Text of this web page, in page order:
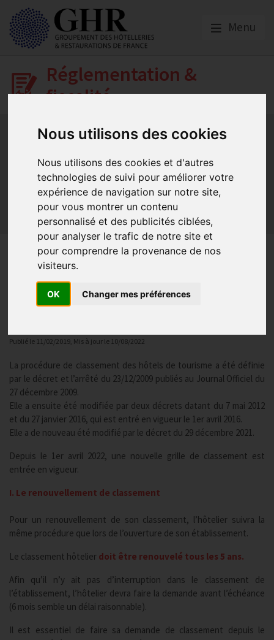
Nous utilisons des cookies
Nous utilisons des cookies et d'autres
technologies de suivi pour améliorer votre
expérience de navigation sur notre site,
pour vous montrer un contenu
personnalisé et des publicités ciblées,
pour analyser le trafic de notre site et
pour comprendre la provenance de nos
visiteurs.
OK Changer mes préférences
Menu
Réglementation &
fiscalité
Bail commercial Hygiène La SACEM et la SPRE
Les formations obligatoires
Les obligations dans les débits de boissons et les
discothèques
Les obligations dans les hôtels
Les obligations dans les restaurants
Sécurité et Accessibilité
Tabac et vapotage
La procédure de classement
des hôtels de tourisme
Publié le 11/02/2019 , Mis à jour le 10/08/2022
La procédure de classement des hôtels de tourisme a été définie
par le décret et l’arrêté du 23/12/2009 publiés au Journal Officiel du
27 décembre 2009.
Elle a ensuite été modifiée par deux décrets datant du 7 mai 2012
et du 27 janvier 2016, qui est entré en vigueur le 1er avril 2016.
Elle a de nouveau été modifié par le décret du 29 décembre 2021.
Depuis le 1er avril 2022, une nouvelle grille de classement est
entrée en vigueur.
I. Le renouvellement de classement
Pour un renouvellement de son classement, l’hôtelier suivra la
même procédure que lors de l’ouverture de son établissement.
Le classement hôtelier doit être renouvelé tous les 5 ans.
Afin qu’il n’y ait pas d’interruption dans le classement de
l’établissement, l’hôtelier devra faire la demande avant l’échéance
(6 mois semble un délai raisonnable).
Il est essentiel de faire sa demande de classement depuis le